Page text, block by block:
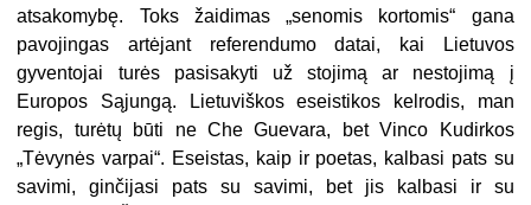
atsakomybę. Toks žaidimas „senomis kortomis“ gana
pavojingas artėjant referendumo datai, kai Lietuvos
gyventojai turės pasisakyti už stojimą ar nestojimą į
Europos Sąjungą. Lietuviškos eseistikos kelrodis, man
regis, turėtų būti ne Che Guevara, bet Vinco Kudirkos
„Tėvynės varpai“. Eseistas, kaip ir poetas, kalbasi pats su
savimi, ginčijasi pats su savimi, bet jis kalbasi ir su